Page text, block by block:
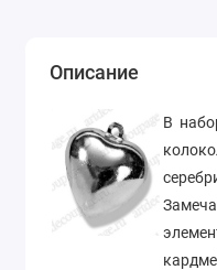
Описание
В